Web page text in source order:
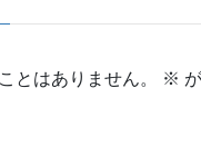
とはありません。 ※